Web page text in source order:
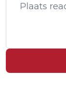
PLAYBOY